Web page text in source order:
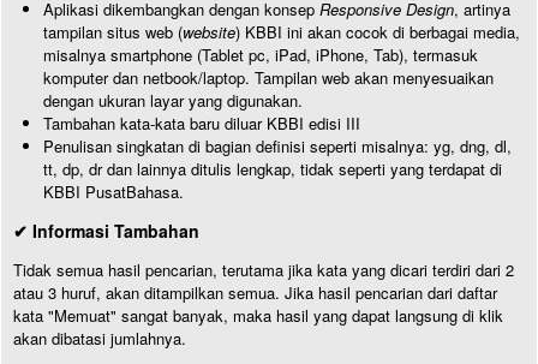
Aplikasi dikembangkan dengan konsep Responsive Design, artinya
tampilan situs web (website) KBBI ini akan cocok di berbagai media,
misalnya smartphone (Tablet pc, iPad, iPhone, Tab), termasuk
komputer dan netbook/laptop. Tampilan web akan menyesuaikan
dengan ukuran layar yang digunakan.
Tambahan kata-kata baru diluar KBBI edisi III
Penulisan singkatan di bagian definisi seperti misalnya: yg, dng, dl,
tt, dp, dr dan lainnya ditulis lengkap, tidak seperti yang terdapat di
KBBI PusatBahasa.
✔ Informasi Tambahan
Tidak semua hasil pencarian, terutama jika kata yang dicari terdiri dari 2
atau 3 huruf, akan ditampilkan semua. Jika hasil pencarian dari daftar
kata "Memuat" sangat banyak, maka hasil yang dapat langsung di klik
akan dibatasi jumlahnya.